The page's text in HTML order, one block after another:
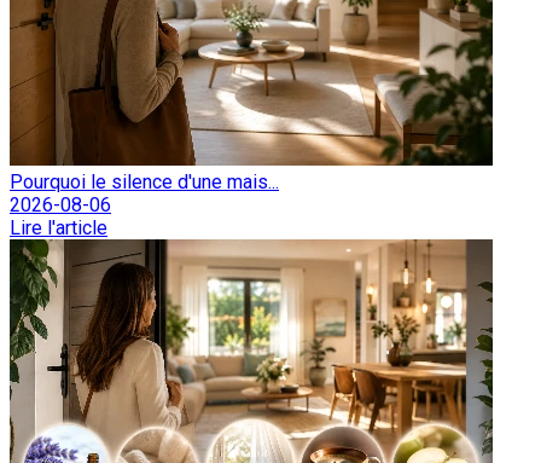
Pourquoi le silence d'une mais...
2026-08-06
Lire l'article